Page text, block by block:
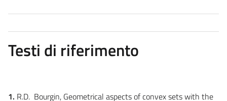
Testi di riferimento
1. R.D. Bourgin, Geometrical aspects of convex sets with the